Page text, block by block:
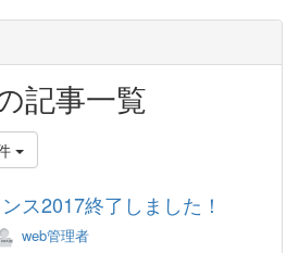
記事一覧
ス2017終了しました！
web管理者